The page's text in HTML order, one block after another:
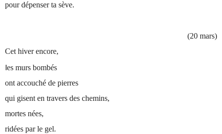
pour dépenser ta sève.
(20 mars)
Cet hiver encore,
les murs bombés
ont accouché de pierres
qui gisent en travers des chemins,
mortes nées,
ridées par le gel.